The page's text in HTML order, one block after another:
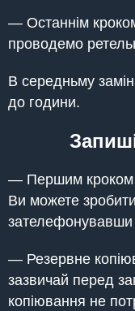
— Останнім
проводемо
В середньму
до години.
— Першим кроком
Ви можете
зателефонувавши
— Резервне
зазвичай перед
копіювання не